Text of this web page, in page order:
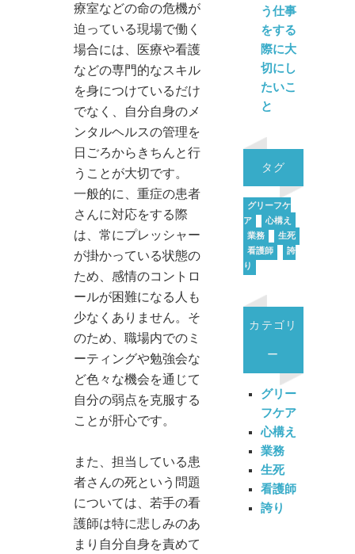
療室などの命の危機が
迫っている現場で働く
場合には、医療や看護
などの専門的なスキル
を身につけているだけ
でなく、自分自身のメ
ンタルヘルスの管理を
日ごろからきちんと行
うことが大切です。
一般的に、重症の患者
さんに対応をする際
は、常にプレッシャー
が掛かっている状態の
ため、感情のコントロ
ールが困難になる人も
少なくありません。そ
のため、職場内でのミ
ーティングや勉強会な
ど色々な機会を通じて
自分の弱点を克服する
ことが肝心です。
また、担当している患
者さんの死という問題
については、若手の看
護師は特に悲しみのあ
まり自分自身を責めて
う仕事
をする
際に大
切にし
たいこ
と
タグ
グリーフケ
ア
心構え
業務
生死
看護師
誇
り
カテゴリ
ー
グリー
フケア
心構え
業務
生死
看護師
誇り